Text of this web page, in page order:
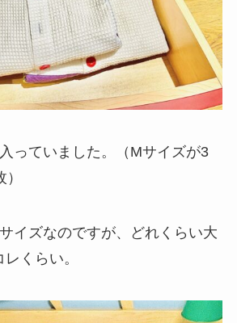
っていました。（Mサイズが3
イズなのですが、どれくらい大
くらい。